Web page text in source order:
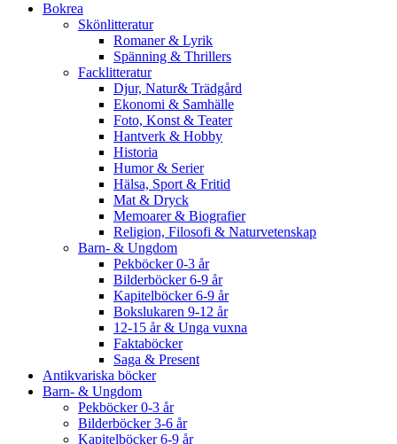
Bokrea
Skönlitteratur
Romaner & Lyrik
Spänning & Thrillers
Facklitteratur
Djur, Natur& Trädgård
Ekonomi & Samhälle
Foto, Konst & Teater
Hantverk & Hobby
Historia
Humor & Serier
Hälsa, Sport & Fritid
Mat & Dryck
Memoarer & Biografier
Religion, Filosofi & Naturvetenskap
Barn- & Ungdom
Pekböcker 0-3 år
Bilderböcker 6-9 år
Kapitelböcker 6-9 år
Bokslukaren 9-12 år
12-15 år & Unga vuxna
Faktaböcker
Saga & Present
Antikvariska böcker
Barn- & Ungdom
Pekböcker 0-3 år
Bilderböcker 3-6 år
Kapitelböcker 6-9 år